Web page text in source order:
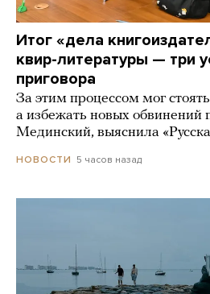
Итог «дела
квир-литературы — три
приговора
За этим процессом мог
а избежать новых
Мединский, выяснила
НОВОСТИ 5 часов назад